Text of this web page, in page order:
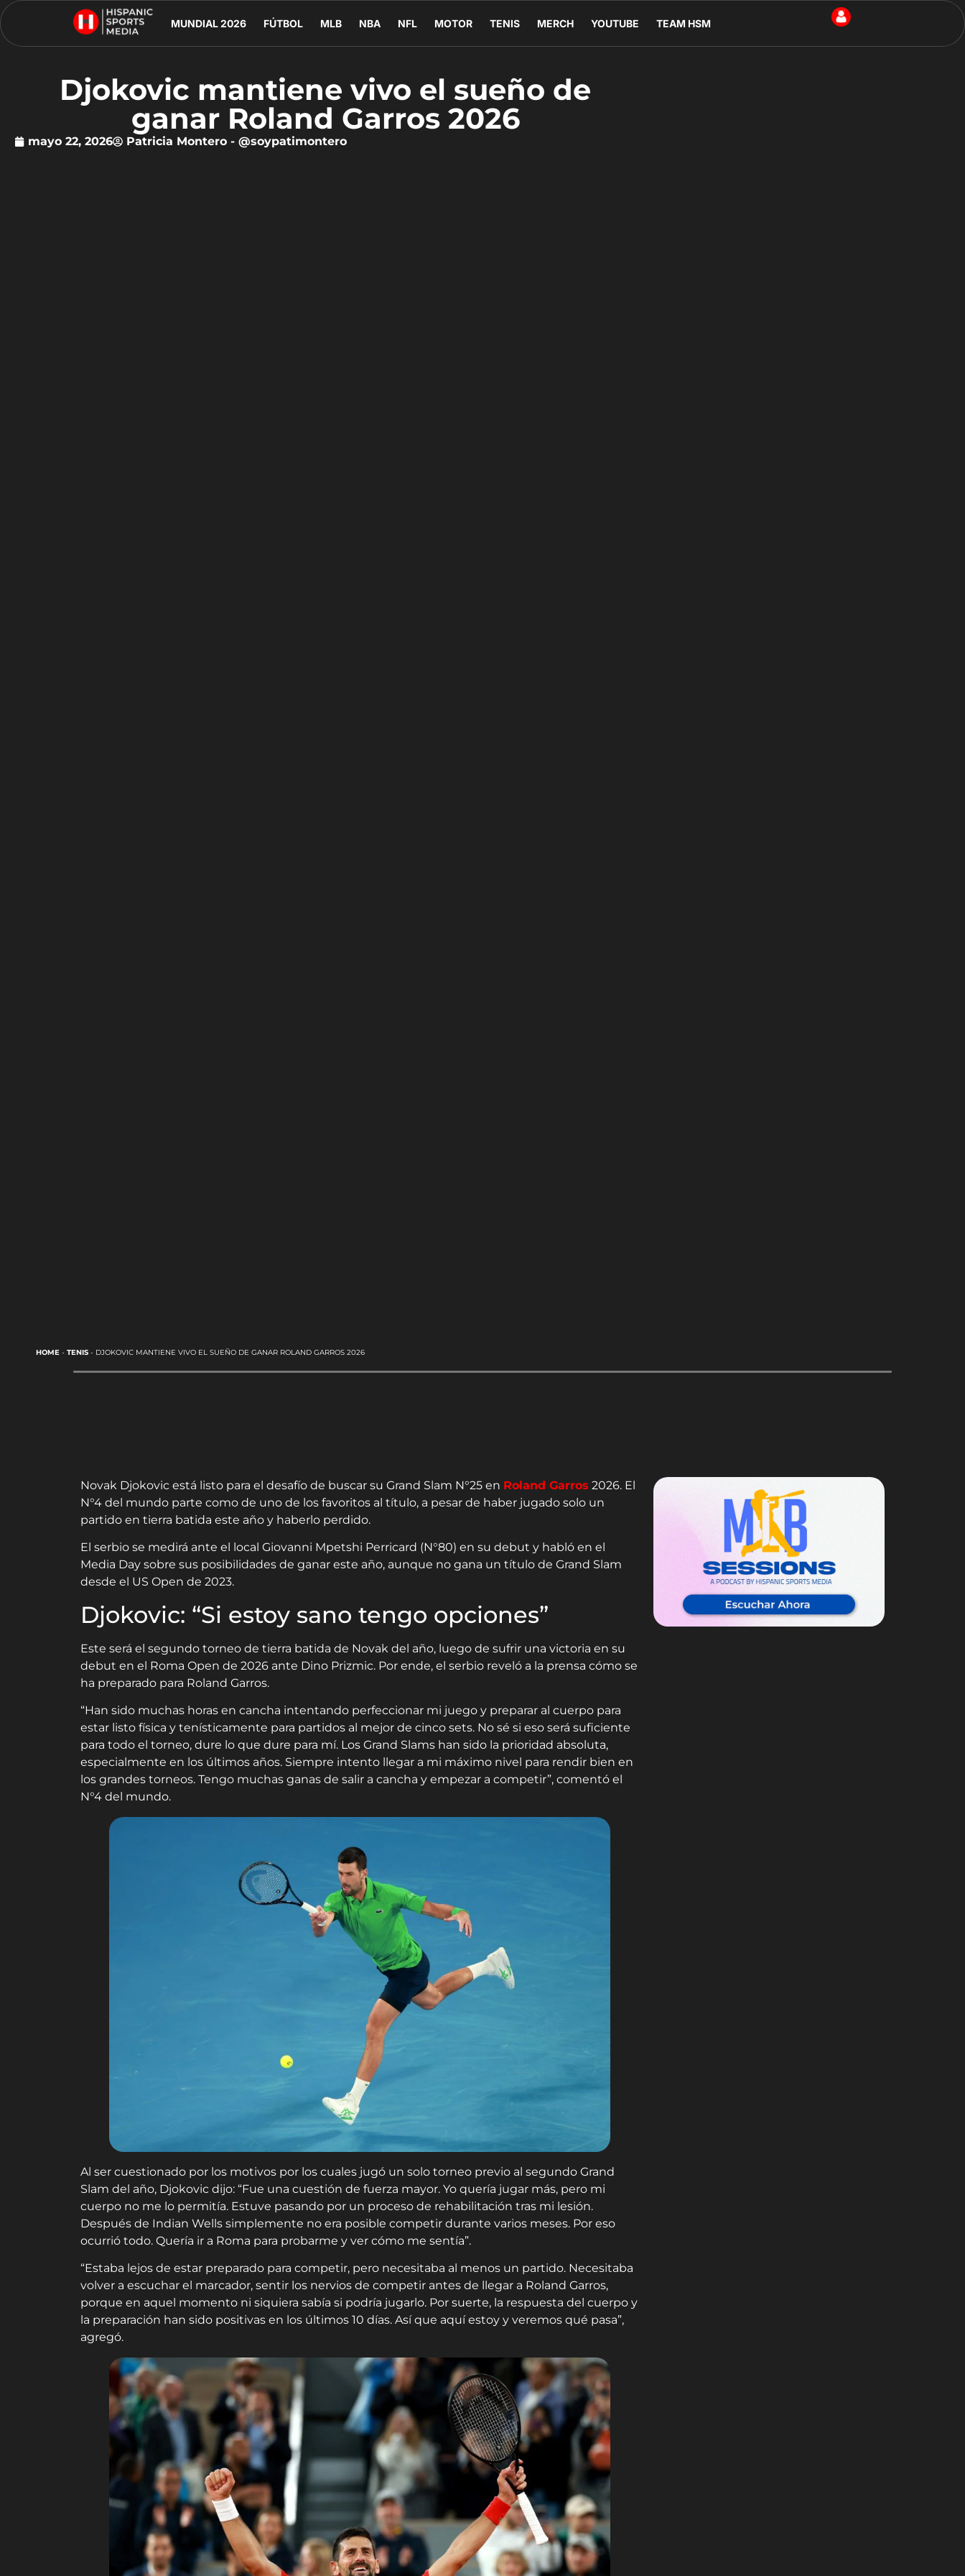
MUNDIAL 2026 FÚTBOL MLB NBA NFL MOTOR TENIS MERCH YOUTUBE TEAM HSM
Djokovic mantiene vivo el sueño de
ganar Roland Garros 2026
mayo 22, 2026 Patricia Montero - @soypatimontero
HOME- TENIS- DJOKOVIC MANTIENE VIVO EL SUEÑO DE GANAR ROLAND GARROS 2026
Novak Djokovic está listo para el desafío de buscar su Grand Slam N°25 en Roland Garros 2026. El
N°4 del mundo parte como de uno de los favoritos al título, a pesar de haber jugado solo un
partido en tierra batida este año y haberlo perdido.
El serbio se medirá ante el local Giovanni Mpetshi Perricard (N°80) en su debut y habló en el
Media Day sobre sus posibilidades de ganar este año, aunque no gana un título de Grand Slam
desde el US Open de 2023.
Djokovic: “Si estoy sano tengo opciones”
Este será el segundo torneo de tierra batida de Novak del año, luego de sufrir una victoria en su
debut en el Roma Open de 2026 ante Dino Prizmic. Por ende, el serbio reveló a la prensa cómo se
ha preparado para Roland Garros.
“Han sido muchas horas en cancha intentando perfeccionar mi juego y preparar al cuerpo para
estar listo física y tenísticamente para partidos al mejor de cinco sets. No sé si eso será suficiente
para todo el torneo, dure lo que dure para mí. Los Grand Slams han sido la prioridad absoluta,
especialmente en los últimos años. Siempre intento llegar a mi máximo nivel para rendir bien en
los grandes torneos. Tengo muchas ganas de salir a cancha y empezar a competir”, comentó el
N°4 del mundo.
Al ser cuestionado por los motivos por los cuales jugó un solo torneo previo al segundo Grand
Slam del año, Djokovic dijo: “Fue una cuestión de fuerza mayor. Yo quería jugar más, pero mi
cuerpo no me lo permitía. Estuve pasando por un proceso de rehabilitación tras mi lesión.
Después de Indian Wells simplemente no era posible competir durante varios meses. Por eso
ocurrió todo. Quería ir a Roma para probarme y ver cómo me sentía”.
“Estaba lejos de estar preparado para competir, pero necesitaba al menos un partido. Necesitaba
volver a escuchar el marcador, sentir los nervios de competir antes de llegar a Roland Garros,
porque en aquel momento ni siquiera sabía si podría jugarlo. Por suerte, la respuesta del cuerpo y
la preparación han sido positivas en los últimos 10 días. Así que aquí estoy y veremos qué pasa”,
agregó.